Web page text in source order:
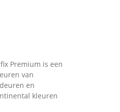
Premium is een
van
en
kleuren